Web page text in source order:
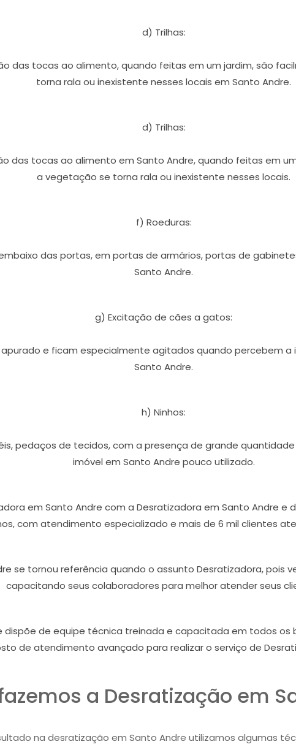
d) Trilhas:
das tocas ao alimento, quando feitas em um jardim, são
torna rala ou inexistente nesses locais em Santo Andre.
d) Trilhas:
das tocas ao alimento em Santo Andre, quando feitas em
a vegetação se torna rala ou inexistente nesses locais.
f) Roeduras:
das portas, em portas de armários, portas de
Santo Andre.
g) Excitação de cães a gatos:
e ficam especialmente agitados quando percebem
Santo Andre.
h) Ninhos:
pedaços de tecidos, com a presença de grande
imóvel em Santo Andre pouco utilizado.
em Santo Andre com a Desratizadora em Santo Andre
com atendimento especializado e mais de 6 mil clientes
se tornou referência quando o assunto Desratizadora, pois
capacitando seus colaboradores para melhor atender seus
dispõe de equipe técnica treinada e capacitada em todos os
de atendimento avançado para realizar o serviço de
a Desratização em
na desratização em Santo Andre utilizamos algumas